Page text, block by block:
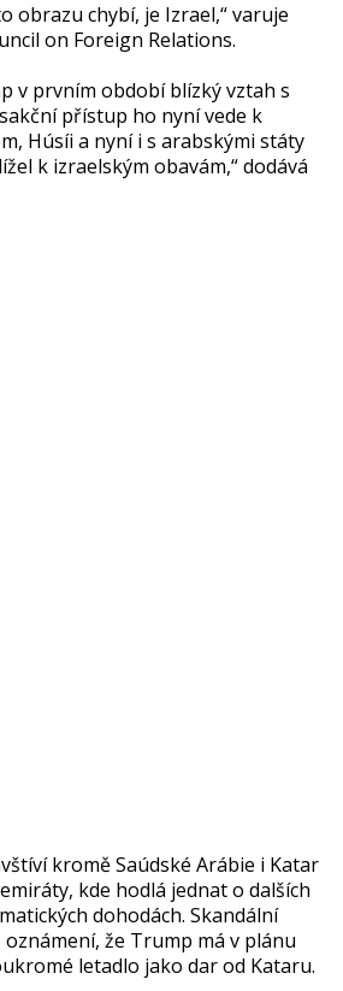
obrazu chybí, je Izrael,“ varuje
on Foreign Relations.
v prvním období blízký vztah s
přístup ho nyní vede k
Húsíi a nyní i s arabskými státy
k izraelským obavám,“ dodává
kromě Saúdské Arábie i Katar
kde hodlá jednat o dalších
dohodách. Skandální
že Trump má v plánu
letadlo jako dar od Kataru.